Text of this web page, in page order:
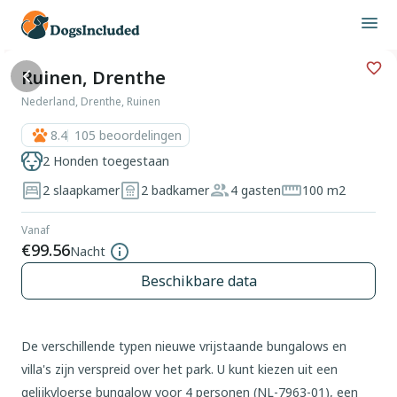
Ruinen, Drenthe
Nederland, Drenthe, Ruinen
8.4 105 beoordelingen
2 Honden toegestaan
2 slaapkamer
2 badkamer 4 gasten 100 m2
Vanaf
€99.56Nacht
Beschikbare data
De verschillende typen nieuwe vrijstaande bungalows en
villa's zijn verspreid over het park. U kunt kiezen uit een
gelijkvloerse bungalow voor 4 personen (NL-7963-01), een